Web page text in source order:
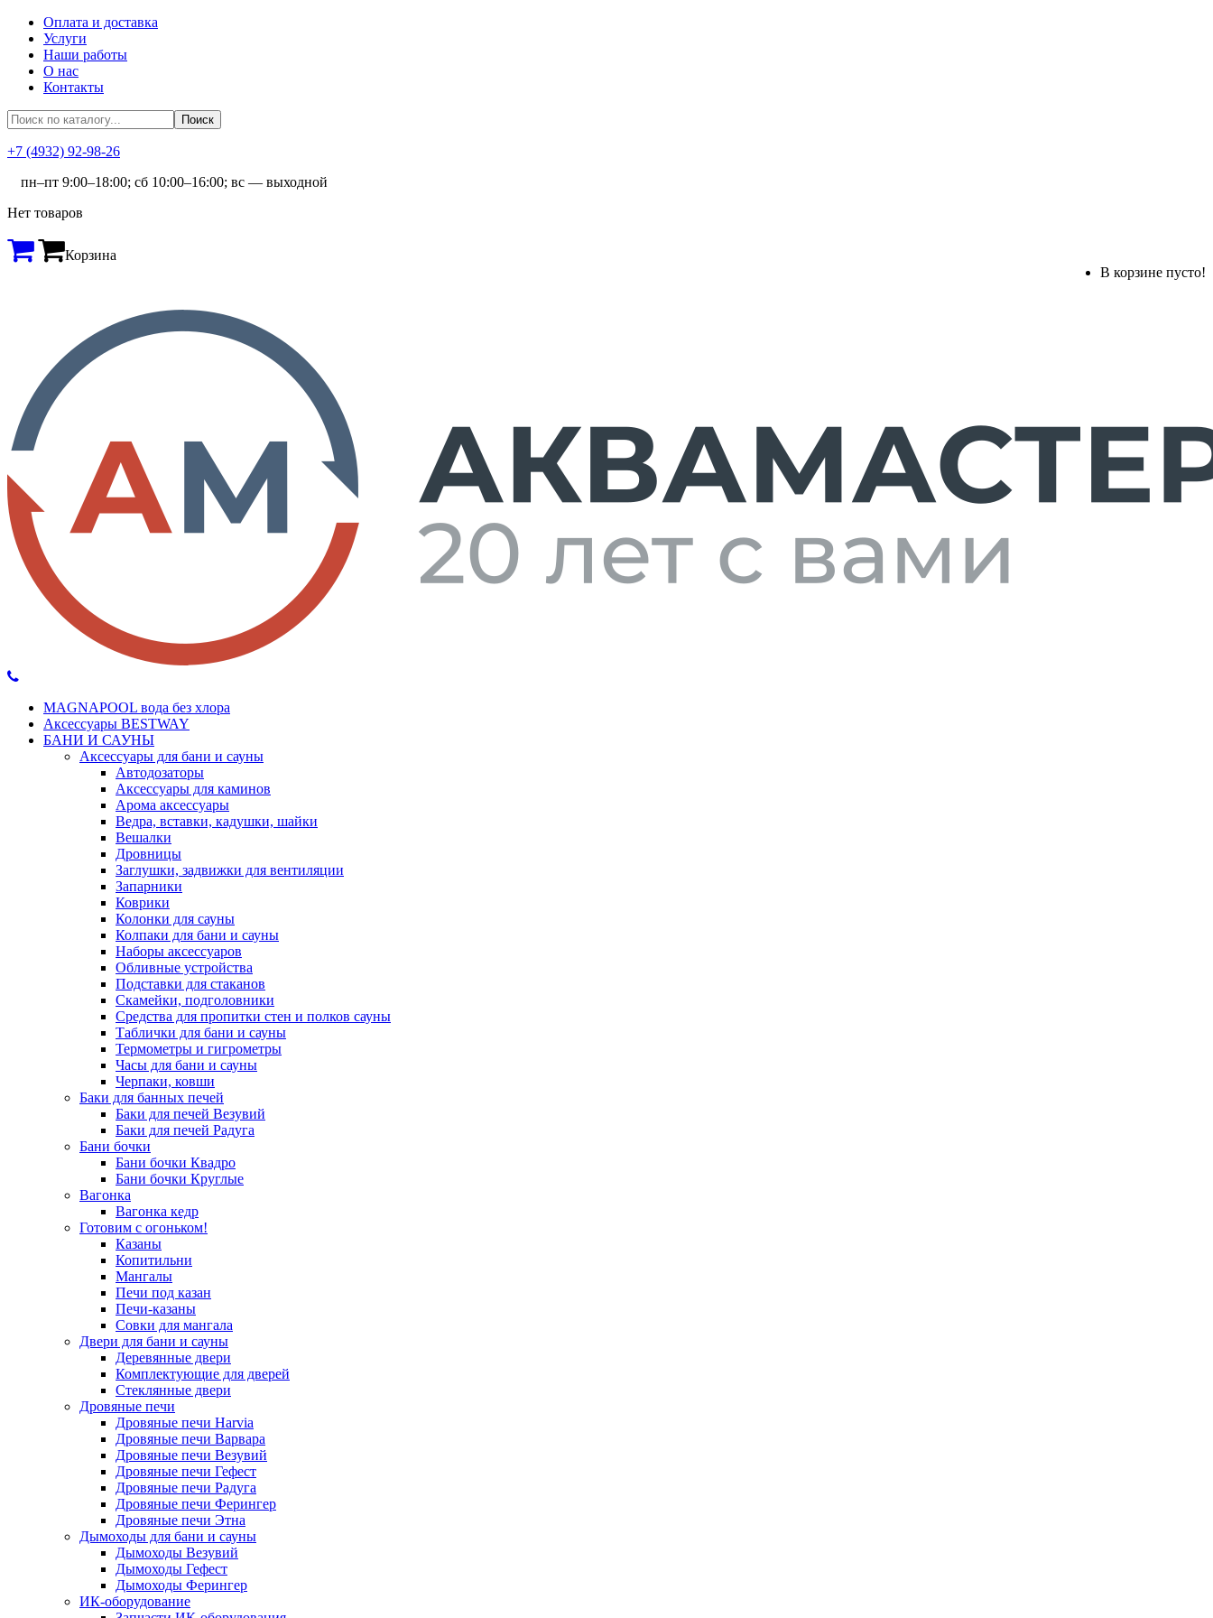
Оплата и доставка
Услуги
Наши работы
О нас
Контакты
+7 (4932) 92-98-26
пн–пт 9:00–18:00; сб 10:00–16:00; вс — выходной
Нет товаров
Корзина
В корзине пусто!
MAGNAPOOL вода без хлора
Аксессуары BESTWAY
БАНИ И САУНЫ
Аксессуары для бани и сауны
Автодозаторы
Аксессуары для каминов
Арома аксессуары
Ведра, вставки, кадушки, шайки
Вешалки
Дровницы
Заглушки, задвижки для вентиляции
Запарники
Коврики
Колонки для сауны
Колпаки для бани и сауны
Наборы аксессуаров
Обливные устройства
Подставки для стаканов
Скамейки, подголовники
Средства для пропитки стен и полков сауны
Таблички для бани и сауны
Термометры и гигрометры
Часы для бани и сауны
Черпаки, ковши
Баки для банных печей
Баки для печей Везувий
Баки для печей Радуга
Бани бочки
Бани бочки Квадро
Бани бочки Круглые
Вагонка
Вагонка кедр
Готовим с огоньком!
Казаны
Копитильни
Мангалы
Печи под казан
Печи-казаны
Совки для мангала
Двери для бани и сауны
Деревянные двери
Комплектующие для дверей
Стеклянные двери
Дровяные печи
Дровяные печи Harvia
Дровяные печи Варвара
Дровяные печи Везувий
Дровяные печи Гефест
Дровяные печи Радуга
Дровяные печи Ферингер
Дровяные печи Этна
Дымоходы для бани и сауны
Дымоходы Везувий
Дымоходы Гефест
Дымоходы Ферингер
ИК-оборудование